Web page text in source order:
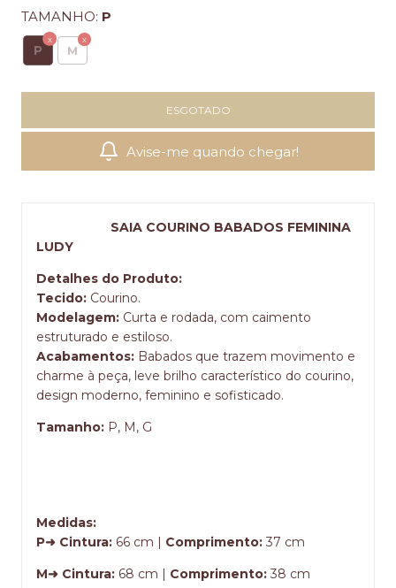
TAMANHO: P
P M
Avise-me quando chegar!
SAIA COURINO BABADOS FEMININA
LUDY
Detalhes do Produto:
Tecido: Courino.
Modelagem: Curta e rodada, com caimento
estruturado e estiloso.
Acabamentos: Babados que trazem movimento e
charme à peça, leve brilho característico do courino,
design moderno, feminino e sofisticado.
Tamanho: P, M, G
Medidas:
P➜ Cintura: 66 cm | Comprimento: 37 cm
M➜ Cintura: 68 cm | Comprimento: 38 cm